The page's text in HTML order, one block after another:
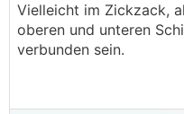
Vielleicht im Zickzack,
oberen und unteren
verbunden sein.